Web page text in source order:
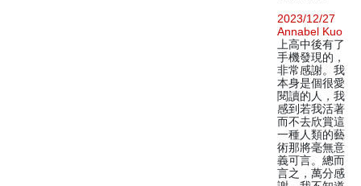
2023/12/27
Annabel Kuo
上高中後有了
手機發現的，
非常感謝。我
本身是個很愛
閱讀的人，我
感到若我活著
而不去欣賞這
一種人類的藝
術那將毫無意
義可言。總而
言之，萬分感